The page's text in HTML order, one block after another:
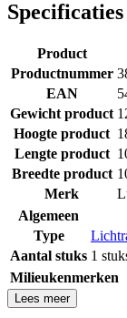
Specificaties
Product
Productnummer
EAN
Gewicht product
Hoogte product
Lengte product
Breedte product
Merk
Algemeen
Type
Aantal stuks 1
Milieukenmerken
Lees meer